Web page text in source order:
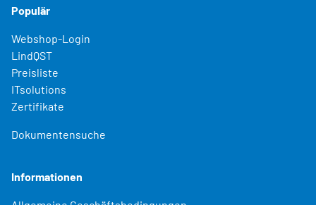
Populär
Webshop-Login
LindQST
Preisliste
ITsolutions
Zertifikate
Dokumentensuche
Informationen